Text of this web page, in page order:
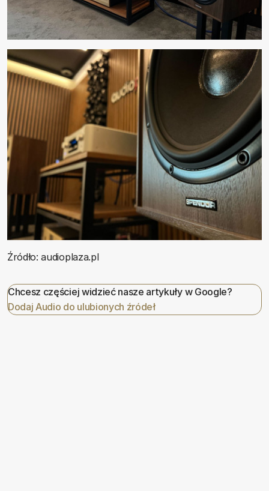
Źródło: audioplaza.pl
Chcesz częściej widzieć nasze artykuły w Google?
Dodaj Audio do ulubionych źródeł